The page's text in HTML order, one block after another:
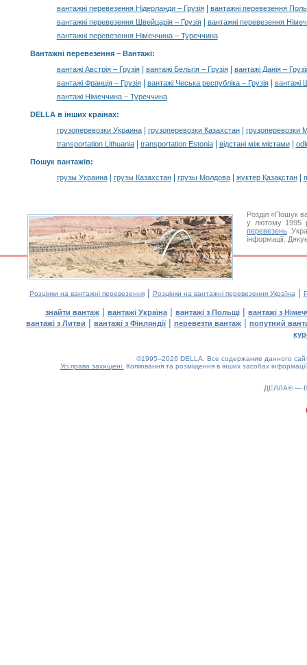
вантажні перевезення Нідерланди – Грузія|
вантажні перевезення
вантажні перевезення Швейцарія – Грузія|
вантажні перевезення
вантажні перевезення Німеччина – Туреччина
Вантажні перевезення – Вантажі:
вантажі Австрія – Грузія| вантажі Бельгія – Грузія|
вантажі Данія –
вантажі Франція – Грузія| вантажі Чеська республіка – Грузія|
вантажі
вантажі Німеччина – Туреччина
DELLA в інших країнах:
грузоперевозки Украина| грузоперевозки Казахстан|
грузоперевозки
transportation Lithuania| transportation Estonia| відстані між містами|
Пошук вантажів:
грузы Украина| грузы Казахстан| грузы Молдова| жүктер Қазақстан|
Розділ «Пошук
у лютому 1995
перевезень
інформації.
Розцінки на вантажні перевезення| Розцінки на вантажні перевезення Україна |
знайти вантаж| вантажі Україна| вантажі з Польщі| вантажі з
вантажі з Литви | вантажі з Фінляндії| перевезти вантаж | попутний
©1995–2026 DELLA. Все содержание данного
Усі права захищені. Копіювання та розміщення в інших засобах
ДЕЛЛА® —